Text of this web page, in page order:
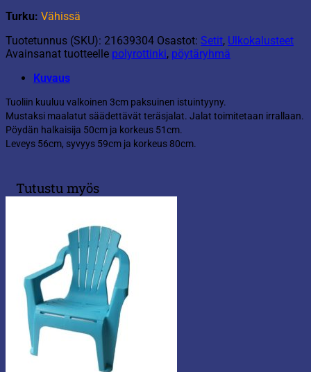
Turku: Vähissä
Tuotetunnus (SKU): 21639304 Osastot: Setit, Ulkokalusteet
Avainsanat tuotteelle polyrottinki, pöytäryhmä
Kuvaus
Tuoliin kuuluu valkoinen 3cm paksuinen istuintyyny.
Mustaksi maalatut säädettävät teräsjalat. Jalat toimitetaan irrallaan.
Pöydän halkaisija 50cm ja korkeus 51cm.
Leveys 56cm, syvyys 59cm ja korkeus 80cm.
Tutustu myös